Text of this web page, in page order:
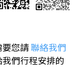
您請聯絡我們
我們行程安排的